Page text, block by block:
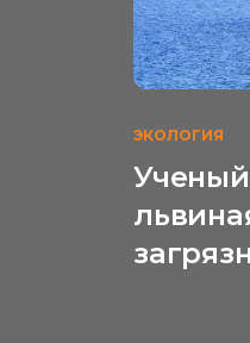
ЭКОЛОГИЯ
Ученый